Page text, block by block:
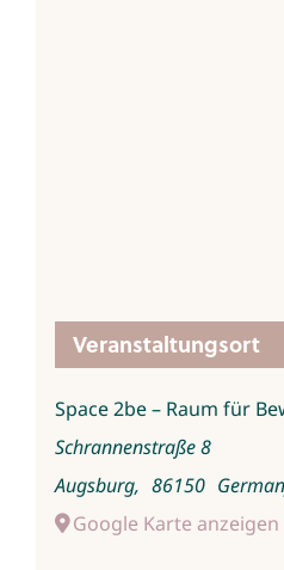
Veranstaltungsort
Space 2be – Raum für
Schrannenstraße 8
Augsburg, 86150
Google Karte anzeigen